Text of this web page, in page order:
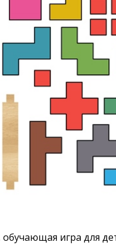
обучающая игра для